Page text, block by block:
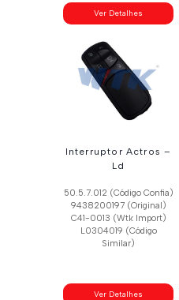
Ver Detalhes
Interruptor Actros –
Ld
50.5.7.012 (Código Confia)
9438200197 (Original)
C41-0013 (Wtk Import)
L0304019 (Código
Similar)
Ver Detalhes